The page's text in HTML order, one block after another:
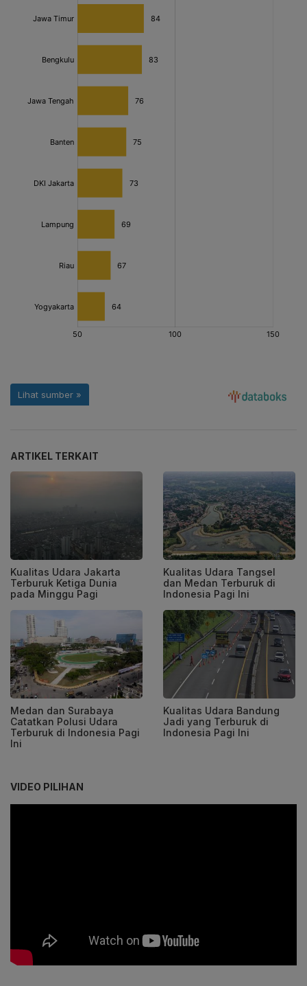
ARTIKEL TERKAIT
Kualitas Udara Jakarta
Terburuk Ketiga Dunia
pada Minggu Pagi
Kualitas Udara Tangsel
dan Medan Terburuk di
Indonesia Pagi Ini
Medan dan Surabaya
Catatkan Polusi Udara
Terburuk di Indonesia Pagi
Ini
Kualitas Udara Bandung
Jadi yang Terburuk di
Indonesia Pagi Ini
VIDEO PILIHAN